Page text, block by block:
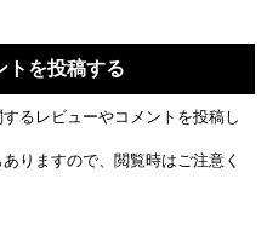
トを投稿する
るレビューやコメントを投稿し
りますので、閲覧時はご注意く